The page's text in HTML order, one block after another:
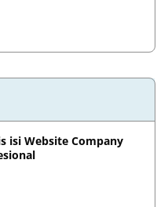
isi Website Company